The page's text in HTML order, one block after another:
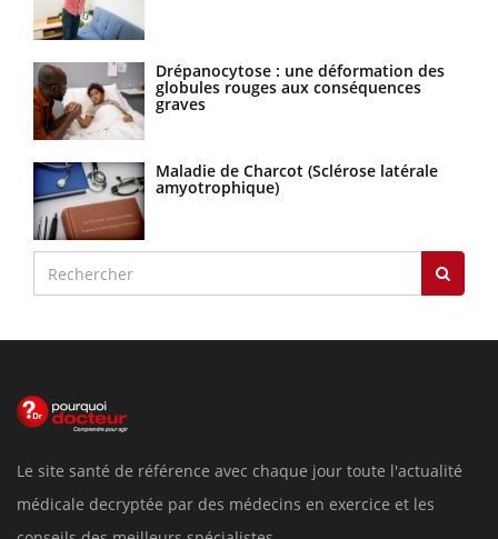
Drépanocytose : une déformation des
globules rouges aux conséquences
graves
Maladie de Charcot (Sclérose latérale
amyotrophique)
Le site santé de référence avec chaque jour toute l'actualité
médicale decryptée par des médecins en exercice et les